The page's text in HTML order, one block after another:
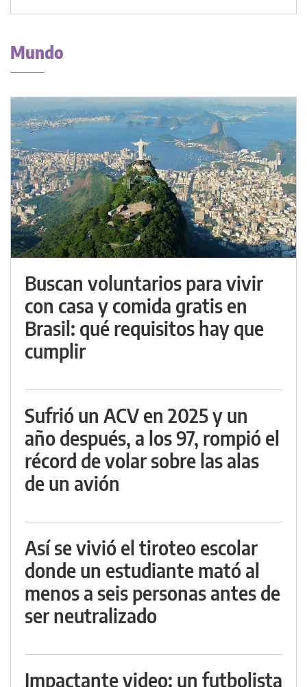
Mundo
Buscan voluntarios para vivir
con casa y comida gratis en
Brasil: qué requisitos hay que
cumplir
Sufrió un ACV en 2025 y un
año después, a los 97, rompió el
récord de volar sobre las alas
de un avión
Así se vivió el tiroteo escolar
donde un estudiante mató al
menos a seis personas antes de
ser neutralizado
Impactante video: un futbolista